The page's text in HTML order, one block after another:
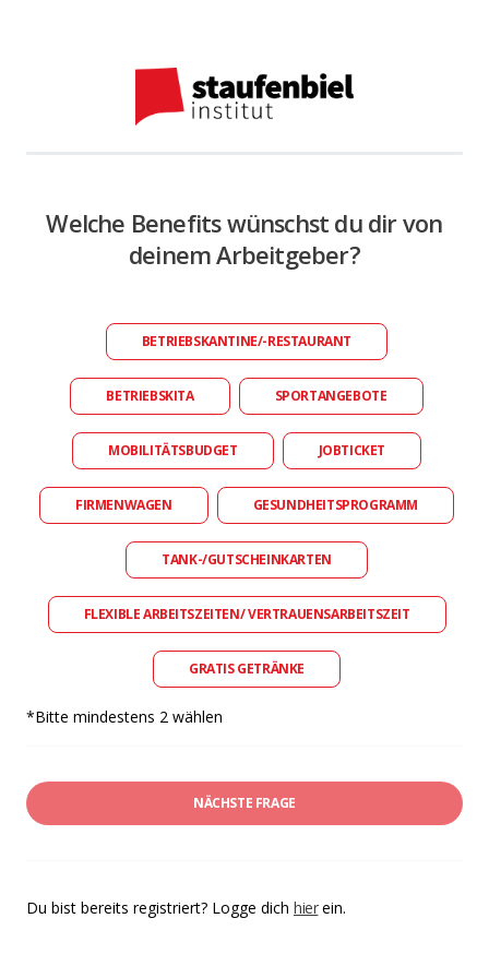
Welche Benefits wünschst du dir von
deinem Arbeitgeber?
BETRIEBSKANTINE/-RESTAURANT
BETRIEBSKITA SPORTANGEBOTE
MOBILITÄTSBUDGET JOBTICKET
FIRMENWAGEN GESUNDHEITSPROGRAMM
TANK-/GUTSCHEINKARTEN
FLEXIBLE ARBEITSZEITEN/ VERTRAUENSARBEITSZEIT
GRATIS GETRÄNKE
*Bitte mindestens 2 wählen
NÄCHSTE FRAGE
Du bist bereits registriert? Logge dich hierein.